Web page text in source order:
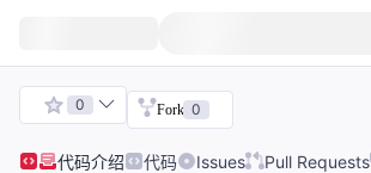
0 Fork 0
代码介绍 代码 Issues Pull Requests